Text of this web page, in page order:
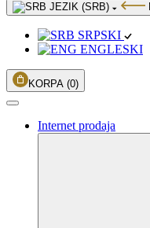
JEZIK (SRB)
SRPSKI
ENGLESKI
KORPA (0)
Internet prodaja